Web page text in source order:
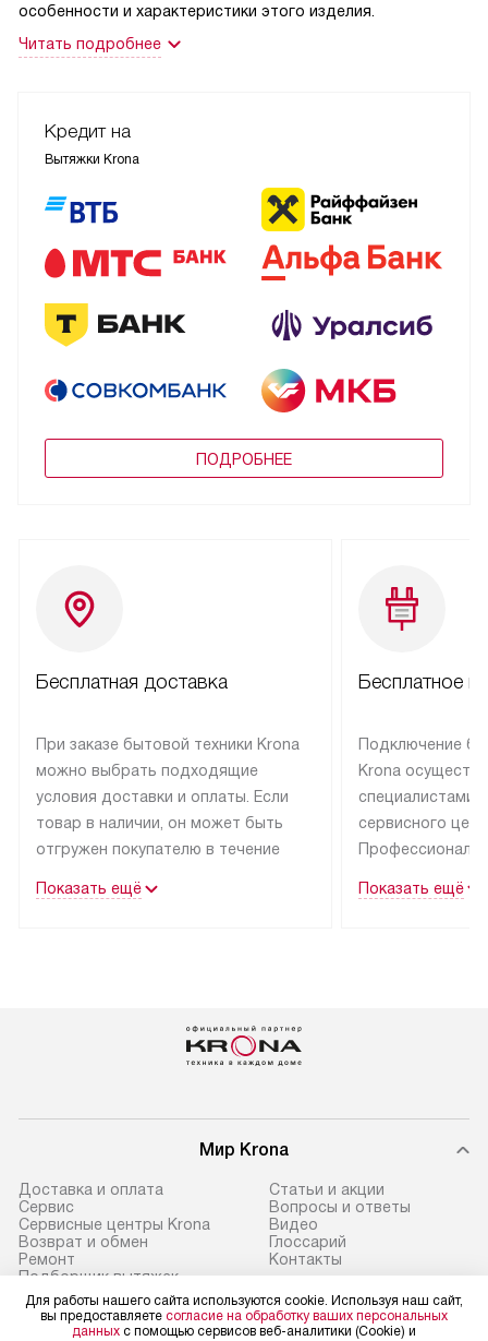
особенности и характеристики этого изделия.
Читать подробнее
Кредит на
Вытяжки Krona
ПОДРОБНЕЕ
Бесплатная доставка
При заказе бытовой техники Krona
можно выбрать подходящие
условия доставки и оплаты. Если
товар в наличии, он может быть
отгружен покупателю в течение
Возможна доставка товаров
Показать ещё
Бесплатное
Подключение
Krona
специалистами
сервисного
эксплуатации
Показать ещё
Мир Krona
Доставка и оплата
Сервис
Сервисные центры Krona
Возврат и обмен
Ремонт
Подборщик вытяжек
Статьи и акции
Вопросы и ответы
Видео
Глоссарий
Контакты
Для работы нашего сайта используются cookie. Используя наш сайт,
вы предоставляете согласие на обработку ваших персональных
данных с помощью сервисов веб-аналитики (Cookie) и